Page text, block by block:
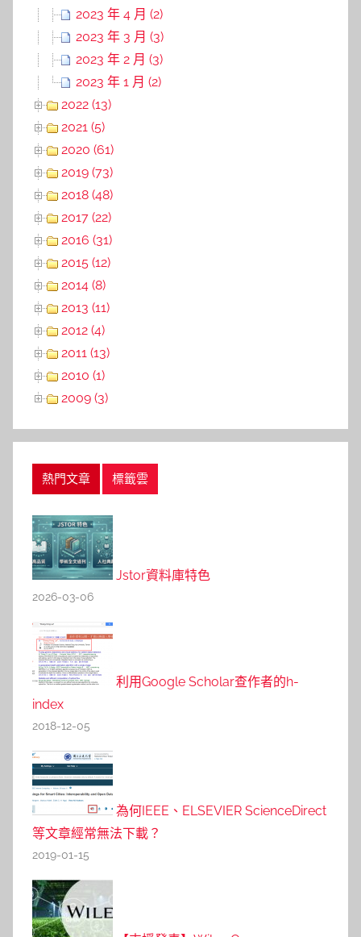
2023 年 4 月 (2)
2023 年 3 月 (3)
2023 年 2 月 (3)
2023 年 1 月 (2)
2022 (13)
2021 (5)
2020 (61)
2019 (73)
2018 (48)
2017 (22)
2016 (31)
2015 (12)
2014 (8)
2013 (11)
2012 (4)
2011 (13)
2010 (1)
2009 (3)
熱門文章 標籤雲
Jstor資料庫特色
2026-03-06
利用Google Scholar查作者的h-
index
2018-12-05
為何IEEE、ELSEVIER ScienceDirect
等文章經常無法下載？
2019-01-15